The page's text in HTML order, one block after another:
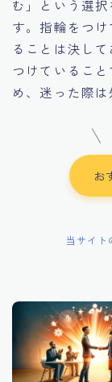
む」という選
す。指輪をつ
ることは決し
つけているこ
め、迷った際
お
当サイト